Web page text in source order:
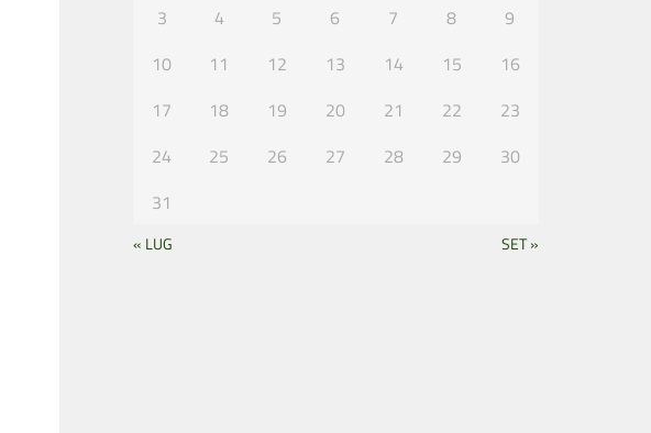
3
4 5 6 7 8
9
10
11 12 13 14 15
16
17
18 19 20 21 22
23
24
25 26 27 28 29
30
31
« LUG SET »